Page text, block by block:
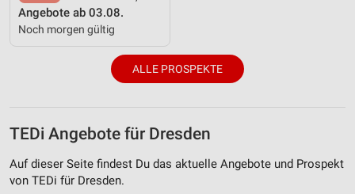
Angebote ab 03.08.
Noch morgen gültig
ALLE PROSPEKTE
TEDi Angebote für Dresden
Auf dieser Seite findest Du das aktuelle Angebote und Prospekt
von TEDi für Dresden.
Verwendung genauer Standortdaten
Geräte anhand von aktiv angeforderten
Informationen identifizieren
Funktional